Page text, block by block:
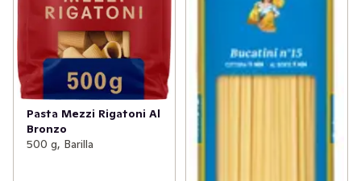
Pasta Mezzi Rigatoni Al
Bronzo
500 g, Barilla